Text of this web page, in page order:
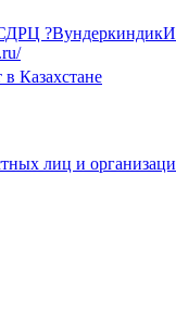
Казахстане
лиц и